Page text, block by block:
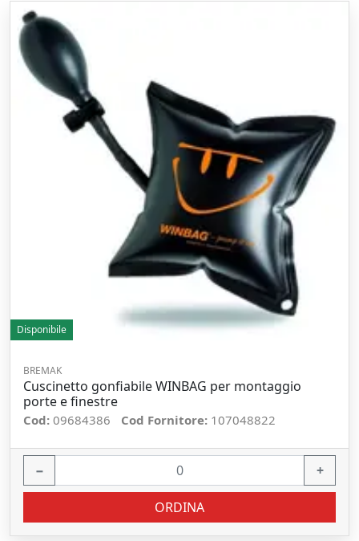
Disponibile
BREMAK
Cuscinetto gonfiabile WINBAG per montaggio
porte e finestre
Cod: 09684386 Cod Fornitore: 107048822
− +
ORDINA